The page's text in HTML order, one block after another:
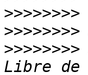
>>>>>>>>
>>>>>>>>
>>>>>>>>